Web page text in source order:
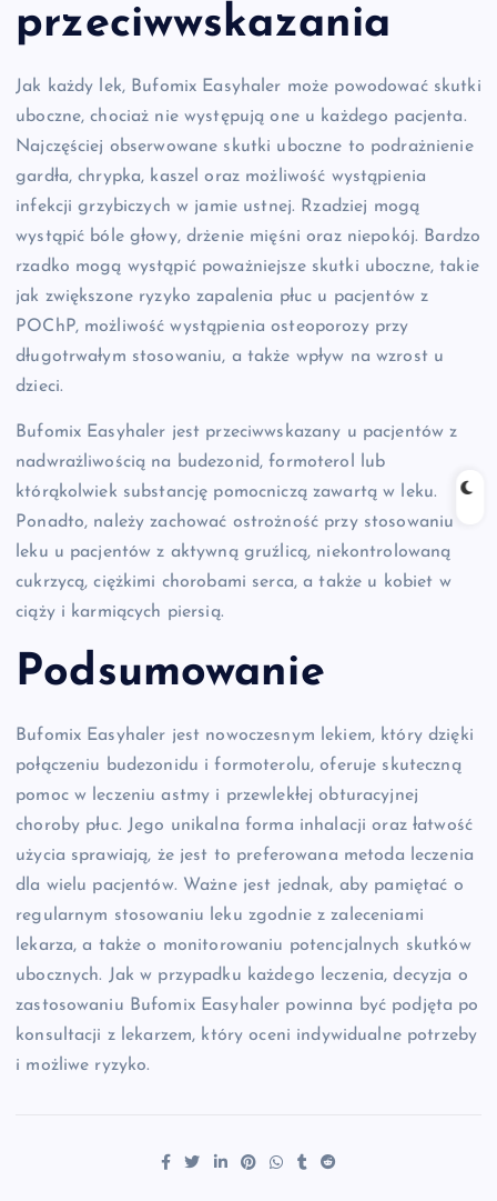
przeciwwskazania
Jak każdy lek, Bufomix Easyhaler może powodować skutki
uboczne, chociaż nie występują one u każdego pacjenta.
Najczęściej obserwowane skutki uboczne to podrażnienie
gardła, chrypka, kaszel oraz możliwość wystąpienia
infekcji grzybiczych w jamie ustnej. Rzadziej mogą
wystąpić bóle głowy, drżenie mięśni oraz niepokój. Bardzo
rzadko mogą wystąpić poważniejsze skutki uboczne, takie
jak zwiększone ryzyko zapalenia płuc u pacjentów z
POChP, możliwość wystąpienia osteoporozy przy
długotrwałym stosowaniu, a także wpływ na wzrost u
dzieci.
Bufomix Easyhaler jest przeciwwskazany u pacjentów z
nadwrażliwością na budezonid, formoterol lub
którąkolwiek substancję pomocniczą zawartą w leku.
Ponadto, należy zachować ostrożność przy stosowaniu
leku u pacjentów z aktywną gruźlicą, niekontrolowaną
cukrzycą, ciężkimi chorobami serca, a także u kobiet w
ciąży i karmiących piersią.
Podsumowanie
Bufomix Easyhaler jest nowoczesnym lekiem, który dzięki
połączeniu budezonidu i formoterolu, oferuje skuteczną
pomoc w leczeniu astmy i przewlekłej obturacyjnej
choroby płuc. Jego unikalna forma inhalacji oraz łatwość
użycia sprawiają, że jest to preferowana metoda leczenia
dla wielu pacjentów. Ważne jest jednak, aby pamiętać o
regularnym stosowaniu leku zgodnie z zaleceniami
lekarza, a także o monitorowaniu potencjalnych skutków
ubocznych. Jak w przypadku każdego leczenia, decyzja o
zastosowaniu Bufomix Easyhaler powinna być podjęta po
konsultacji z lekarzem, który oceni indywidualne potrzeby
i możliwe ryzyko.